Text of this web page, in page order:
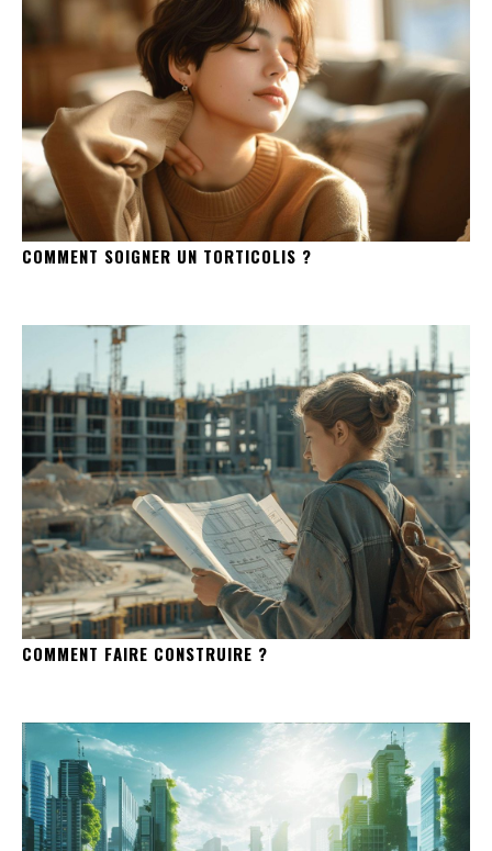
COMMENT SOIGNER UN TORTICOLIS ?
COMMENT FAIRE CONSTRUIRE ?